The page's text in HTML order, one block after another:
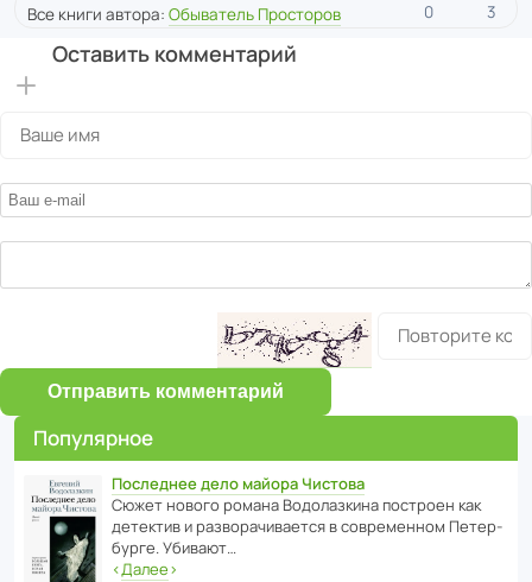
Все книги автора: Обыватель Просторов 0 3
Оставить комментарий
Отправить комментарий
Популярное
Последнее дело майора Чистова
Сюжет нового романа Водо­ла­з­кина пост­роен как
дете­ктив и разво­ра­чи­ва­ется в совре­менном Пете­р­
бурге. Убивают…
‹Далее›